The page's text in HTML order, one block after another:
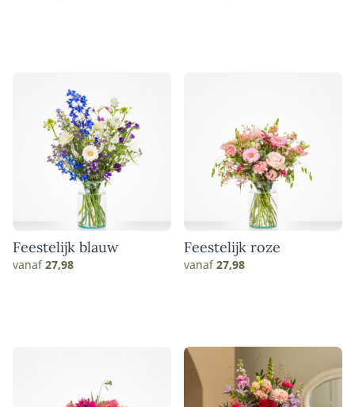
Feestelijk blauw
vanaf27,98
Feestelijk roze
vanaf27,98